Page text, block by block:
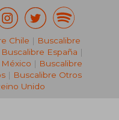
Chile | Buscalibre
Buscalibre España |
| Buscalibre
| Buscalibre Otros
Unido